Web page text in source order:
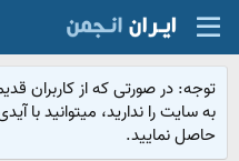
توجه: در صورتی که از کاربران
حاصل نمایید.